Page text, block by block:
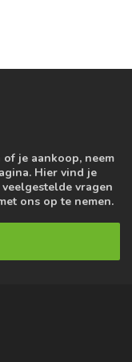
je aankoop, neem
Hier vind je
vragen
ons op te nemen.